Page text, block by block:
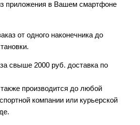
приложения в Вашем смартфоне
от одного наконечника до
свыше 2000 руб. доставка по
производится до любой
компании или курьерской